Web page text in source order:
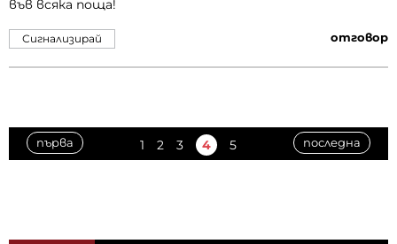
във всяка поща!
отговор
Сигнализирай
първа 1 2 3 4 5 последна